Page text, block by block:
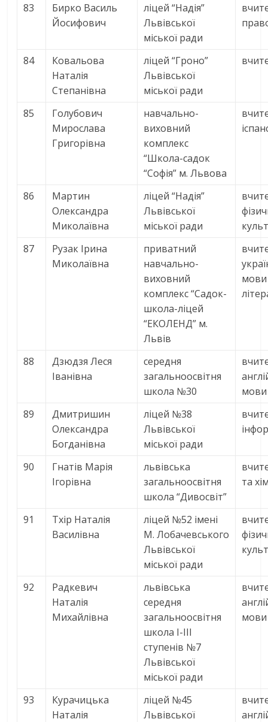
83
Бирко Василь
Йосифович
ліцей “Надія”
Львівської
міської ради
84
Ковальова
Наталія
Степанівна
ліцей “Гроно”
Львівської
міської ради
85
Голубович
Мирослава
Григорівна
навчально-
виховний
комплекс
“Школа-садок
“Софія” м. Львова
86
Мартин
Олександра
Миколаївна
ліцей “Надія”
Львівської
міської ради
87
Рузак Ірина
Миколаївна
приватний
навчально-
виховний
комплекс “Садок-
школа-ліцей
“ЕКОЛЕНД” м.
Львів
88
Дзюдзя Леся
Іванівна
середня
загальноосвітня
школа №30
мови
89
Дмитришин
Олександра
Богданівна
ліцей №38
Львівської
міської ради
90
Гнатів Марія
Ігорівна
львівська
загальноосвітня
школа “Дивосвіт”
та
91
Тхір Наталія
Василівна
ліцей №52 імені
М. Лобачевського
Львівської
міської ради
92
Радкевич
Наталія
Михайлівна
львівська
середня
загальноосвітня
школа І-ІІІ
ступенів №7
Львівської
міської ради
мови
93
Курачицька
Наталія
ліцей №45
Львівської